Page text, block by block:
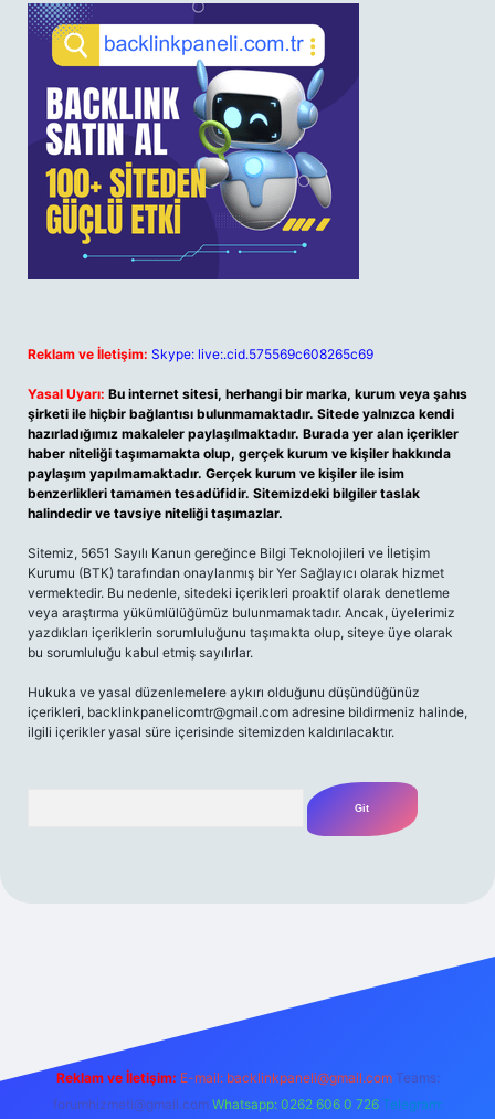
Reklam ve İletişim: Skype: live:.cid.575569c608265c69
Yasal Uyarı: Bu internet sitesi, herhangi bir marka, kurum veya şahıs
şirketi ile hiçbir bağlantısı bulunmamaktadır. Sitede yalnızca kendi
hazırladığımız makaleler paylaşılmaktadır. Burada yer alan içerikler
haber niteliği taşımamakta olup, gerçek kurum ve kişiler hakkında
paylaşım yapılmamaktadır. Gerçek kurum ve kişiler ile isim
benzerlikleri tamamen tesadüfidir. Sitemizdeki bilgiler taslak
halindedir ve tavsiye niteliği taşımazlar.
Sitemiz, 5651 Sayılı Kanun gereğince Bilgi Teknolojileri ve İletişim
Kurumu (BTK) tarafından onaylanmış bir Yer Sağlayıcı olarak hizmet
vermektedir. Bu nedenle, sitedeki içerikleri proaktif olarak denetleme
veya araştırma yükümlülüğümüz bulunmamaktadır. Ancak, üyelerimiz
yazdıkları içeriklerin sorumluluğunu taşımakta olup, siteye üye olarak
bu sorumluluğu kabul etmiş sayılırlar.
Hukuka ve yasal düzenlemelere aykırı olduğunu düşündüğünüz
içerikleri, backlinkpanelicomtr@gmail.com adresine bildirmeniz halinde,
ilgili içerikler yasal süre içerisinde sitemizden kaldırılacaktır.
Reklam ve İletişim: E-mail: backlinkpaneli@gmail.com Teams:
forumhizmeti@gmail.com Whatsapp: 0262 606 0 726 Telegram: